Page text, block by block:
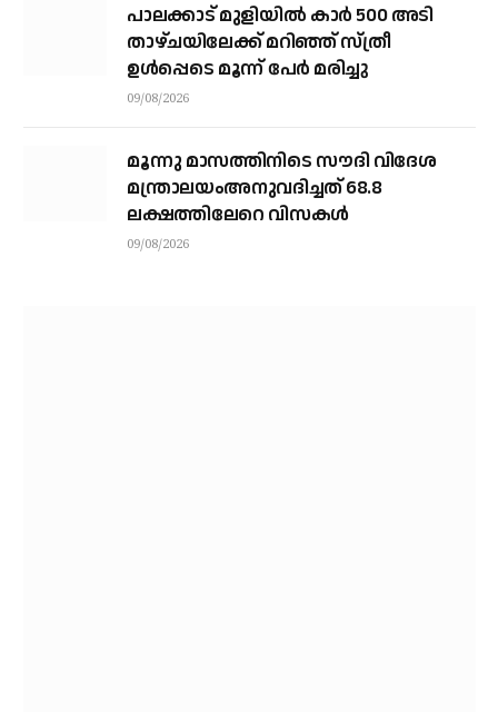
പാലക്കാട് മുളിയിൽ കാർ 500 അടി
താഴ്ചയിലേക്ക് മറിഞ്ഞ് സ്ത്രീ
ഉൾപ്പെടെ മൂന്ന് പേർ മരിച്ചു
09/08/2026
മൂന്നു മാസത്തിനിടെ സൗദി വിദേശ
മന്ത്രാലയംഅനുവദിച്ചത് 68.8
ലക്ഷത്തിലേറെ വിസകള്‍
09/08/2026